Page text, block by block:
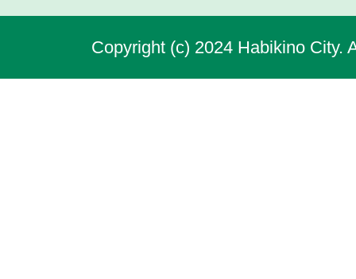
Copyright (c) 2024 Habikino City.